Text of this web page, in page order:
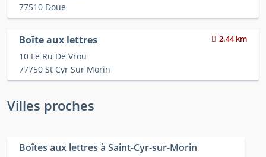
77510 Doue
Boîte aux lettres 2.44 km
10 Le Ru De Vrou
77750 St Cyr Sur Morin
Villes proches
Boîtes aux lettres à Saint-Cyr-sur-Morin